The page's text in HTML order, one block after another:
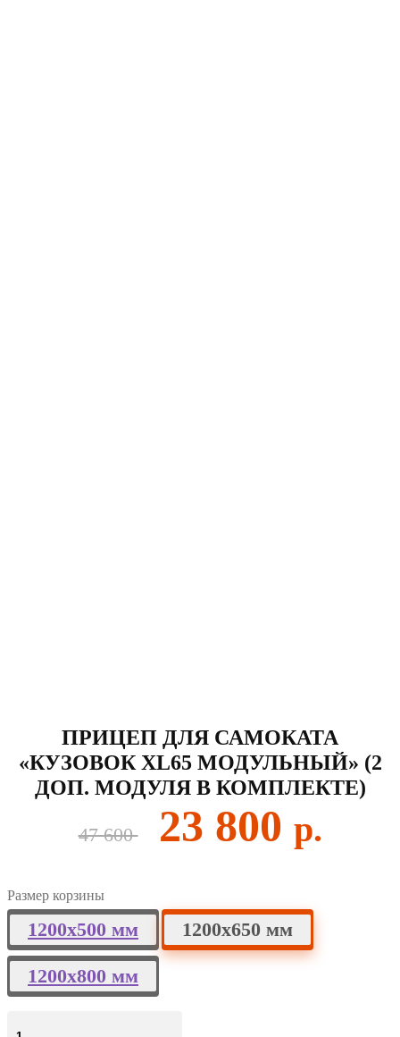
ПРИЦЕП ДЛЯ САМОКАТА
«КУЗОВОК XL65 МОДУЛЬНЫЙ» (2
ДОП. МОДУЛЯ В КОМПЛЕКТЕ)
47 600
Первоначальная
цена
47
600 ₽.
23 800
цена:
Размер корзины
1200х500 мм 1200х650 мм
1200х800 мм
товара